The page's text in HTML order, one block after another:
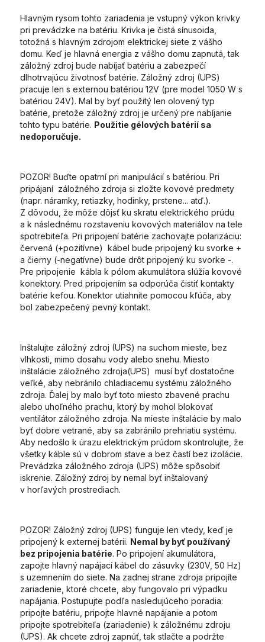
Hlavným rysom tohto zariadenia je vstupný výkon krivky
pri prevádzke na batériu. Krivka je čistá sínusoida,
totožná s hlavným zdrojom elektrickej siete z vášho
domu. Keď je hlavná energia z vášho domu zapnutá, tak
záložný zdroj bude nabíjať batériu a zabezpečí
dlhotrvajúcu životnosť batérie. Záložný zdroj (UPS)
pracuje len s externou batériou 12V (pre model 1050 W s
batériou 24V). Mal by byť použitý len olovený typ
batérie, pretože záložný zdroj je určený pre nabíjanie
tohto typu batérie. Použitie gélových batérií sa
nedoporučuje.
POZOR! Buďte opatrní pri manipulácií s batériou. Pri
pripájaní záložného zdroja si zložte kovové predmety
(napr. náramky, retiazky, hodinky, prstene... atď.).
Z dôvodu, že môže dôjsť ku skratu elektrického prúdu
a k následnému rozstaveniu kovových materiálov na tele
spotrebiteľa. Pri pripojení batérie zachovajte polarizáciu:
červená (+pozitívne) kábel bude pripojený ku svorke +
a čierny (-negatívne) bude drôt pripojený ku svorke -.
Pre pripojenie kábla k pólom akumulátora slúžia kovové
konektory. Pred pripojením sa odporúča čistiť kontakty
batérie kefou. Konektor utiahnite pomocou kľúča, aby
bol zabezpečený pevný kontakt.
Inštalujte záložný zdroj (UPS) na suchom mieste, bez
vlhkosti, mimo dosahu vody alebo snehu. Miesto
inštalácie záložného zdroja(UPS) musí byť dostatočne
veľké, aby nebránilo chladiacemu systému záložného
zdroja. Ďalej by malo byť toto miesto zbavené prachu
alebo uhoľného prachu, ktorý by mohol blokovať
ventilátor záložného zdroja. Na mieste inštalácie by malo
byť dobre vetrané, aby sa zabránilo prehriatiu systému.
Aby nedošlo k úrazu elektrickým prúdom skontrolujte, že
všetky káble sú v dobrom stave a bez častí bez izolácie.
Prevádzka záložného zdroja (UPS) môže spôsobiť
iskrenie. Záložný zdroj by nemal byť inštalovaný
v horľavých prostrediach.
POZOR! Záložný zdroj (UPS) funguje len vtedy, keď je
pripojený k externej batérii. Nemal by byť používaný
bez pripojenia batérie. Po pripojení akumulátora,
zapojte hlavný napájací kábel do zásuvky (230V, 50 Hz)
s uzemnením do siete. Na zadnej strane zdroja pripojíte
zariadenie, ktoré chcete, aby fungovalo pri výpadku
napájania. Postupujte podľa nasledujúceho poradia:
pripojte batériu, pripojte hlavné napájanie a potom
pripojte spotrebiteľa (zariadenie) k záložnému zdroju
(UPS). Ak chcete zdroj zapnúť, tak stlačte a podržte